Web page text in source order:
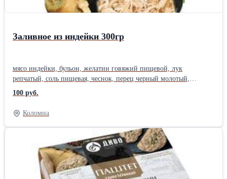
Заливное из индейки 300гр
мясо индейки, бульон, желатин говяжий пищевой, лук
репчатый, соль пищевая, чеснок, перец черный молотый,
усилитель вкуса и аромата глутамат натрия, консервант сорбат
калия, лавровый лист.
100 руб.
Коломна